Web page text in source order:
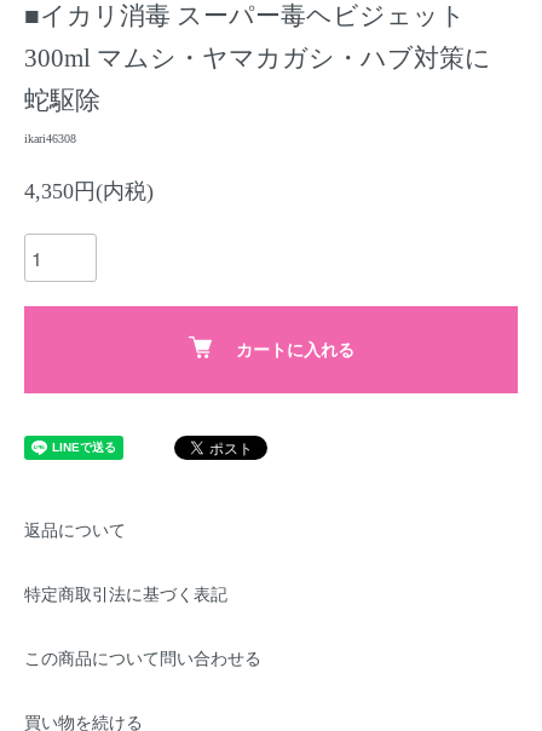
■イカリ消毒 スーパー毒ヘビジェット
300ml マムシ・ヤマカガシ・ハブ対策に
蛇駆除
ikari46308
4,350円(内税)
カートに入れる
返品について
特定商取引法に基づく表記
この商品について問い合わせる
買い物を続ける